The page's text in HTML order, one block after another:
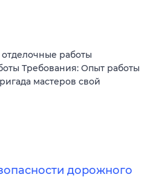
работы
Требования: Опыт работы
мастеров свой
дорожного